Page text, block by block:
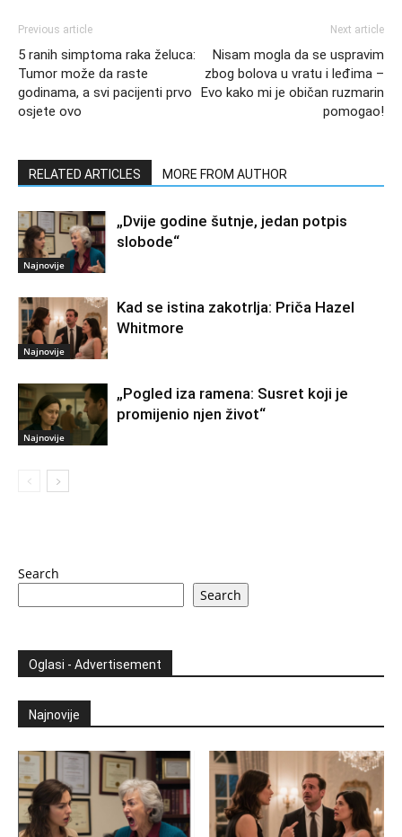
Previous article
5 ranih simptoma raka želuca:
Tumor može da raste
godinama, a svi pacijenti prvo
osjete ovo
Next article
Nisam mogla da se uspravim
zbog bolova u vratu i leđima –
Evo kako mi je običan ruzmarin
pomogao!
RELATED ARTICLES MORE FROM AUTHOR
Najnovije
„Dvije godine šutnje, jedan potpis
slobode“
Najnovije
Kad se istina zakotrlja: Priča Hazel
Whitmore
Najnovije
„Pogled iza ramena: Susret koji je
promijenio njen život“
Search
Search
Oglasi - Advertisement
Najnovije